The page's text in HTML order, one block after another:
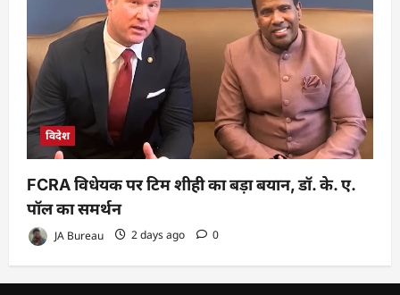
विदेश
FCRA विधेयक पर टिम शीही का बड़ा बयान, डॉ. के. ए.
पॉल का समर्थन
JA Bureau 2 days ago 0